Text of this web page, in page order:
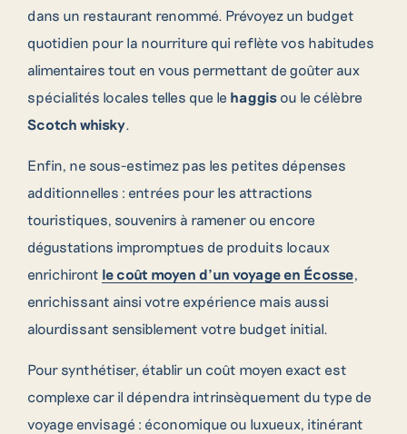
dans un restaurant renommé. Prévoyez un budget
quotidien pour la nourriture qui reflète vos habitudes
alimentaires tout en vous permettant de goûter aux
spécialités locales telles que le haggis ou le célèbre
Scotch whisky
Enfin, ne sous-estimez pas les petites dépenses
additionnelles : entrées pour les attractions
touristiques, souvenirs à ramener ou encore
dégustations impromptues de produits locaux
enrichiront le coût moyen d’un voyage en Écosse
enrichissant ainsi votre expérience mais aussi
alourdissant sensiblement votre budget initial.
Pour synthétiser, établir un coût moyen exact est
complexe car il dépendra intrinsèquement du type de
voyage envisagé : économique ou luxueux, itinérant